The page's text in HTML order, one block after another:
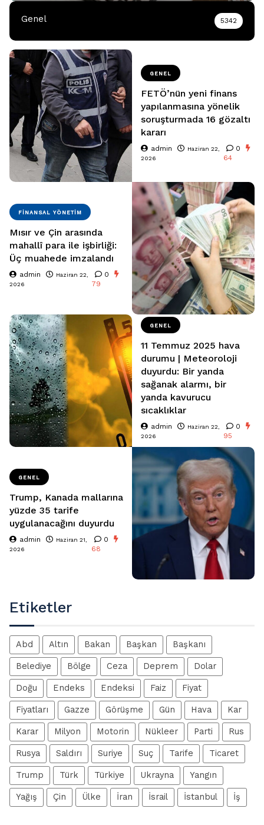
Genel 5342
GENEL
FETÖ’nün yeni finans
yapılanmasına yönelik
soruşturmada 16 gözaltı
kararı
admin
Haziran 22,
2026
0
64
FINANSAL YÖNETIM
Mısır ve Çin arasında
mahallî para ile işbirliği:
Üç muahede imzalandı
admin
Haziran 22,
2026
0
79
GENEL
11 Temmuz 2025 hava
durumu | Meteoroloji
duyurdu: Bir yanda
sağanak alarmı, bir
yanda kavurucu
sıcaklıklar
admin
Haziran 22,
2026
0
95
GENEL
Trump, Kanada mallarına
yüzde 35 tarife
uygulanacağını duyurdu
admin
Haziran 21,
2026
0
68
Etiketler
Abd Altın Bakan Başkan Başkanı
Belediye Bölge Ceza Deprem Dolar
Doğu Endeks Endeksi Faiz Fiyat
Fiyatları Gazze Görüşme Gün Hava Kar
Karar Milyon Motorin Nükleer Parti Rus
Rusya Saldırı Suriye Suç Tarife Ticaret
Trump Türk Türkiye Ukrayna Yangın
Yağış Çin Ülke İran İsrail İstanbul İş